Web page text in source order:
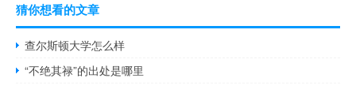
猜你想看的文章
查尔斯顿大学怎么样
“不绝其禄”的出处是哪里